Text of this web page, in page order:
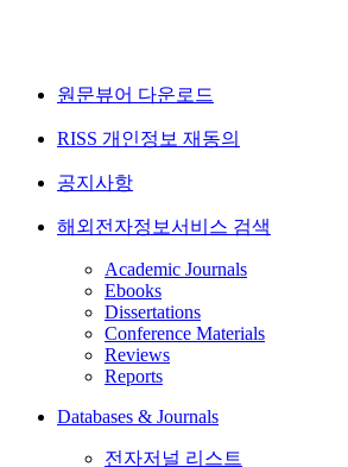
원문뷰어 다운로드
RISS 개인정보 재동의
공지사항
해외전자정보서비스 검색
Academic Journals
Ebooks
Dissertations
Conference Materials
Reviews
Reports
Databases & Journals
전자저널 리스트